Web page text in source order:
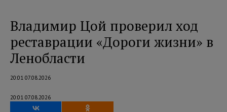
Владимир Цой проверил ход
реставрации «Дороги жизни» в
Ленобласти
20:01 07.08.2026
20:01 07.08.2026